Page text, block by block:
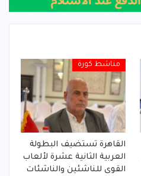
مناشط كورة
القاهرة تستضيف البطولة
العربية الثانية عشرة لألعاب
القوى للناشئين والناشئات